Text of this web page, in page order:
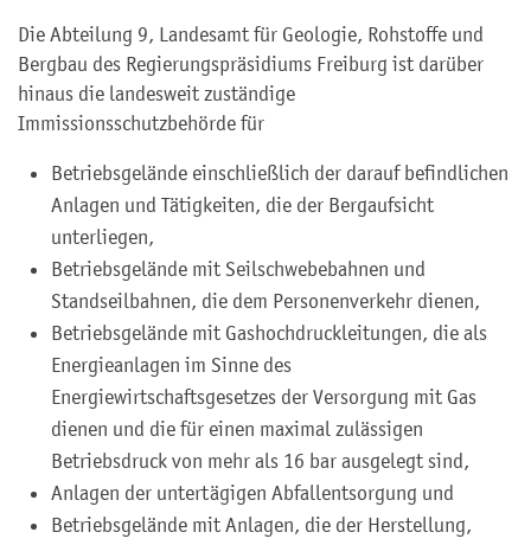
Die Abteilung 9, Landesamt für Geologie, Rohstoffe und
Bergbau des Regierungspräsidiums Freiburg ist darüber
hinaus die landesweit zuständige
Immissionsschutzbehörde für
Betriebsgelände einschließlich der darauf befindlichen
Anlagen und Tätigkeiten, die der Bergaufsicht
unterliegen,
Betriebsgelände mit Seilschwebebahnen und
Standseilbahnen, die dem Personenverkehr dienen,
Betriebsgelände mit Gashochdruckleitungen, die als
Energieanlagen im Sinne des
Energiewirtschaftsgesetzes der Versorgung mit Gas
dienen und die für einen maximal zulässigen
Betriebsdruck von mehr als 16 bar ausgelegt sind,
Anlagen der untertägigen Abfallentsorgung und
Betriebsgelände mit Anlagen, die der Herstellung,